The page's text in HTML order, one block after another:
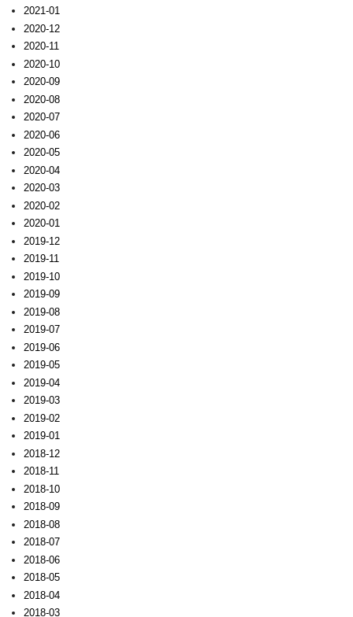
2021-01
2020-12
2020-11
2020-10
2020-09
2020-08
2020-07
2020-06
2020-05
2020-04
2020-03
2020-02
2020-01
2019-12
2019-11
2019-10
2019-09
2019-08
2019-07
2019-06
2019-05
2019-04
2019-03
2019-02
2019-01
2018-12
2018-11
2018-10
2018-09
2018-08
2018-07
2018-06
2018-05
2018-04
2018-03